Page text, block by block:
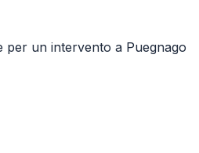
per un intervento a Puegnago